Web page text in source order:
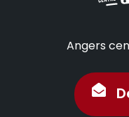
Angers